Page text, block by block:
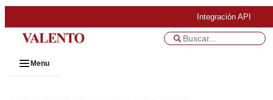
Integración API
Menu